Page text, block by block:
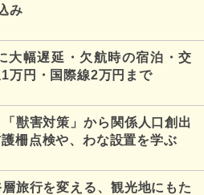
み
大幅遅延・欠航時の宿泊・交
万円・国際線2万円まで
獣害対策」から関係人口創出
柵点検や、わな設置を学ぶ
旅行を変える、観光地にもた